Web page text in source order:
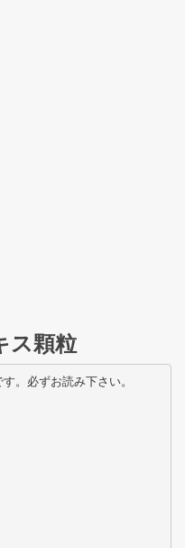
ス顆粒
。必ずお読み下さい。